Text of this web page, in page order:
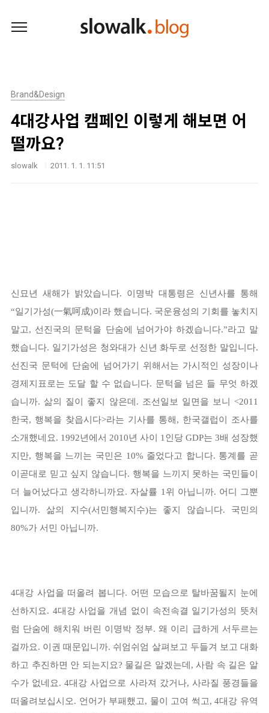
Brand&Design
4대강사업 캠페인 이렇게 해보면 어
떨까요?
slowalk 2011. 1. 1. 11:51
신묘년 새해가 밝았습니다. 이명박 대통령은 신년사를 통해
“일기가성(一氣呵成)이라 했습니다. 국운융성의 기회를 놓치지
말고, 선진국의 문턱을 단숨에 넘어가야 하겠습니다.”라고 말
했습니다. 일기가성은 청와대가 신년 화두로 선정한 말입니다.
선진국 문턱에 단숨에 넘어가기 위해서는 가시적인 성장이나
경제지표로는 도달 할 수 없습니다. 문턱을 넘은 들 무엇 하겠
습니까. 삶의 질이 좋지 않은데. 조선일보 일면을 보니 <2011
한국, 행복을 찾읍시다>라는 기사를 통해, 한국갤럽이 조사를
소개했네요. 1992년에서 2010년 사이 1인당 GDP는 3배 성장했
지만, 행복을 느끼는 국민은 10% 줄었다고 합니다. 통계를 곧
이곧대로 믿고 싶지 않습니다. 행복을 느끼지 못하는 국민들이
더 늘어났다고 생각하니까요. 자살률 1위 아닙니까. 어디 그뿐
입니까. 삶의 지수(서민행복지수)는 좋지 않습니다. 국민의
80%가 서민 아닙니까.
4대강 사업을 떠올려 봅니다. 어떤 모습으로 탈바꿈될지 눈에
선하지요. 4대강 사업을 개념 없이 속전속결 일기가성의 뜻처
럼 단숨에 해치워 버린 이명박 정부. 왜 이리 급하게 서두르는
걸까요. 이권 때문입니까. 쉬엄쉬엄 살펴보고 두들겨 보고 대화
하고 추진하면 안 되는지요? 물길은 알겠는데, 사람 속 길은 알
수가 없네요. 4대강 사업으로 사라져 갔거나, 사라질 풍경들을
떠올려보십시오. 언어가 부패했고, 물이 고여 썩고, 4대강 유역